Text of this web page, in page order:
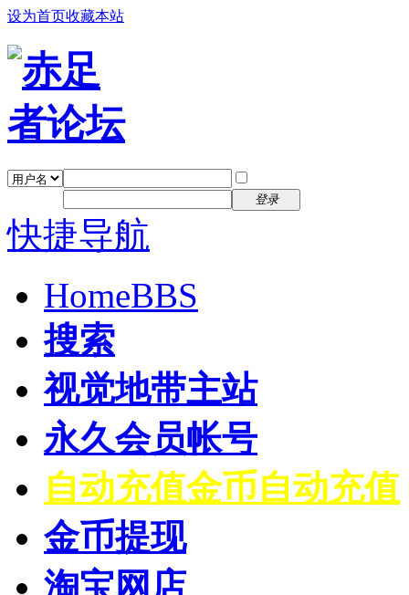
设为首页收藏本站
登录
快捷导航
HomeBBS
搜索
视觉地带主站
永久会员帐号
自动充值金币自动充值
金币提现
淘宝网店